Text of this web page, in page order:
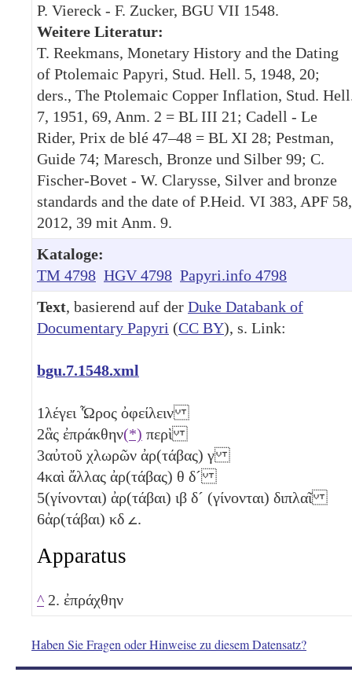
P. Viereck - F. Zucker, BGU VII 1548.
Weitere Literatur:
T. Reekmans, Monetary History and the Dating
of Ptolemaic Papyri, Stud. Hell. 5, 1948, 20;
ders., The Ptolemaic Copper Inflation, Stud.
7, 1951, 69, Anm. 2 = BL III 21; Cadell - Le
Rider, Prix de blé 47–48 = BL XI 28; Pestman,
Guide 74; Maresch, Bronze und Silber 99; C.
Fischer-Bovet - W. Clarysse, Silver and bronze
standards and the date of P.Heid. VI 383, APF 58,
2012, 39 mit Anm. 9.
Kataloge:
TM 4798 HGV 4798 Papyri.info 4798
Text, basierend auf der Duke Databank of
Documentary Papyri (CC BY), s. Link:
bgu.7.1548.xml
1λέγει Ὧρος ὀφείλειν
2ἃς ἐπράκθην(*) περὶ
3αὐτοῦ χλωρῶν ἀρ(τάβας) γ
4καὶ ἄλλας ἀρ(τάβας) θ δ´
5(γίνονται) ἀρ(τάβαι) ιβ δ´ (γίνονται) διπλαῖ
6ἀρ(τάβαι) κδ 𐅵.
Apparatus
^ 2. ἐπράχθην
Haben Sie Fragen oder Hinweise zu diesem Datensatz?